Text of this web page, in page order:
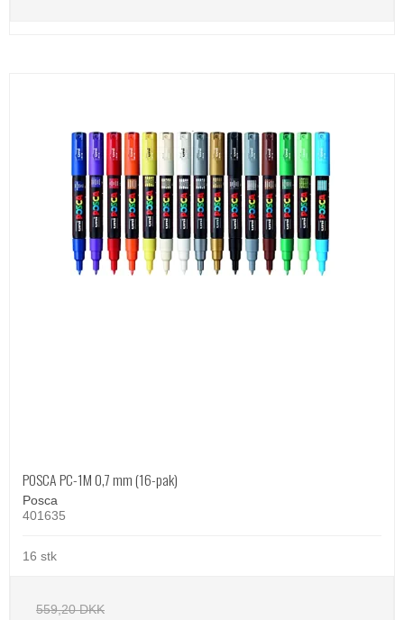
POSCA PC-1M 0,7 mm (16-pak)
Posca
401635
16 stk
559,20 DKK